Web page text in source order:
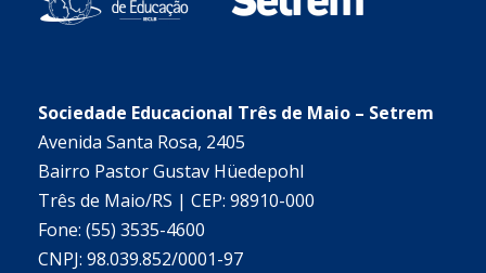
Sociedade Educacional Três de Maio – Setrem
Avenida Santa Rosa, 2405
Bairro Pastor Gustav Hüedepohl
Três de Maio/RS | CEP: 98910-000
Fone: (55) 3535-4600
CNPJ: 98.039.852/0001-97